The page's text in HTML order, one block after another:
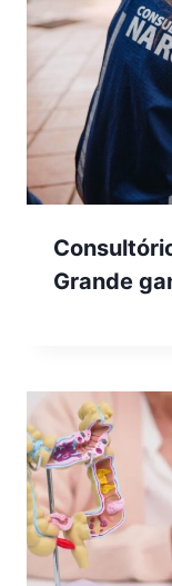
Grande